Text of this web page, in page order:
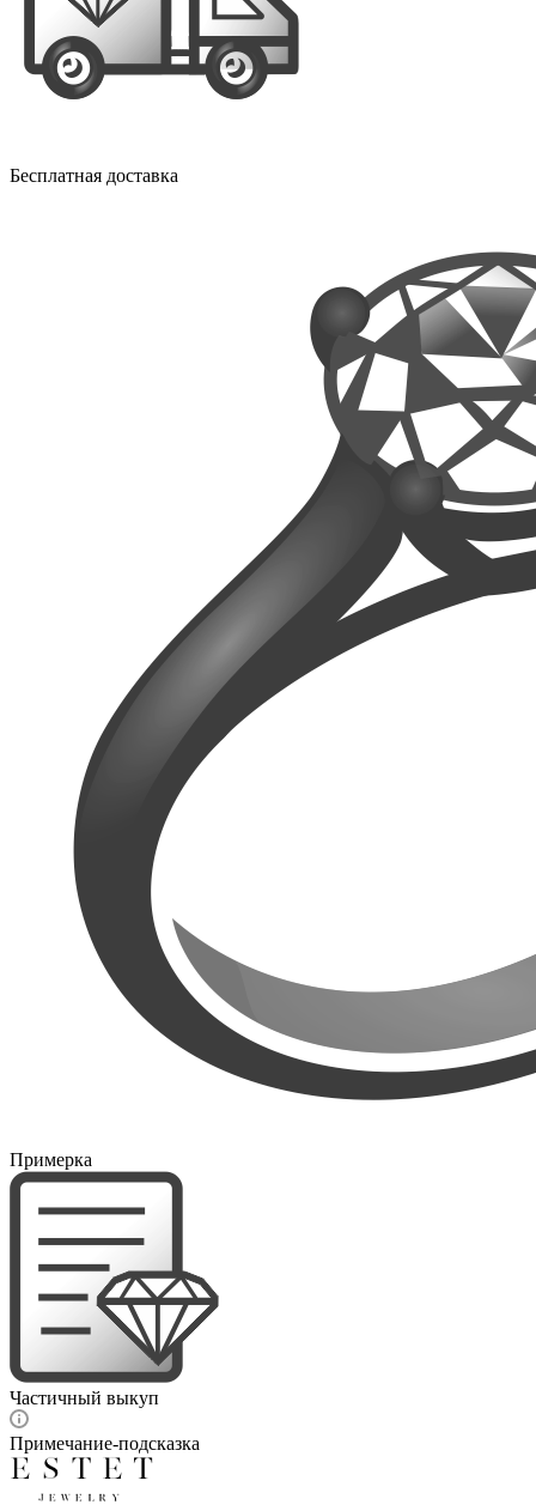
Бесплатная доставка
Примерка
Частичный выкуп
Примечание-подсказка